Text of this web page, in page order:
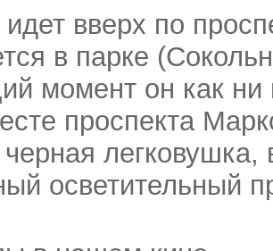
вверх по
в парке
момент он как ни
проспекта
легковушка,
осветительный